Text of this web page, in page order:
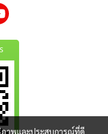
ภาพและประสบการณ์ที่ดี